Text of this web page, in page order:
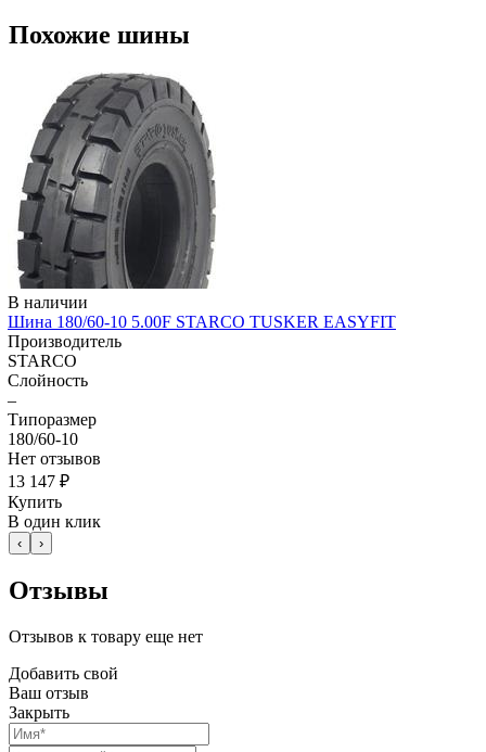
Похожие шины
В наличии
Шина 180/60-10 5.00F STARCO TUSKER EASYFIT
Производитель
STARCO
Слойность
–
Типоразмер
180/60-10
Нет отзывов
13 147 ₽
Купить
В один клик
‹ ›
Отзывы
Отзывов к товару еще нет
Добавить свой
Ваш отзыв
Закрыть